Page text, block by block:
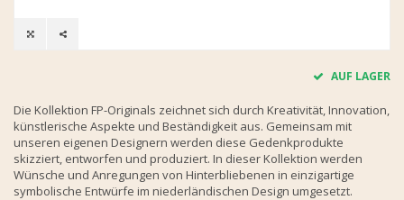
AUF LAGER
Die Kollektion FP-Originals zeichnet sich durch Kreativität, Innovation,
künstlerische Aspekte und Beständigkeit aus. Gemeinsam mit
unseren eigenen Designern werden diese Gedenkprodukte
skizziert, entworfen und produziert. In dieser Kollektion werden
Wünsche und Anregungen von Hinterbliebenen in einzigartige
symbolische Entwürfe im niederländischen Design umgesetzt.